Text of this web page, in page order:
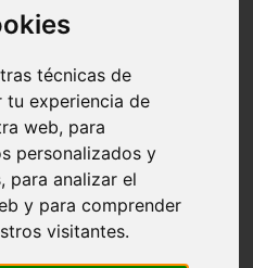
técnicas de
tu experiencia de
web, para
personalizados y
para analizar el
y para comprender
visitantes.
2026 se
en el Salón de